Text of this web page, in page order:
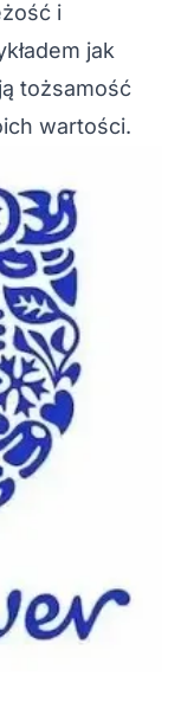
i
jak
tożsamość
wartości.